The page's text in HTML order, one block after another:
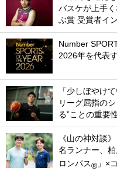
バスケが上手
ぶ賞 受賞者イ
Number
2026年を代表
「少しぼやけ
リーグ屈指の
る”ことの重要
《山の神対談
名ランナー、
ロンパス® 」×